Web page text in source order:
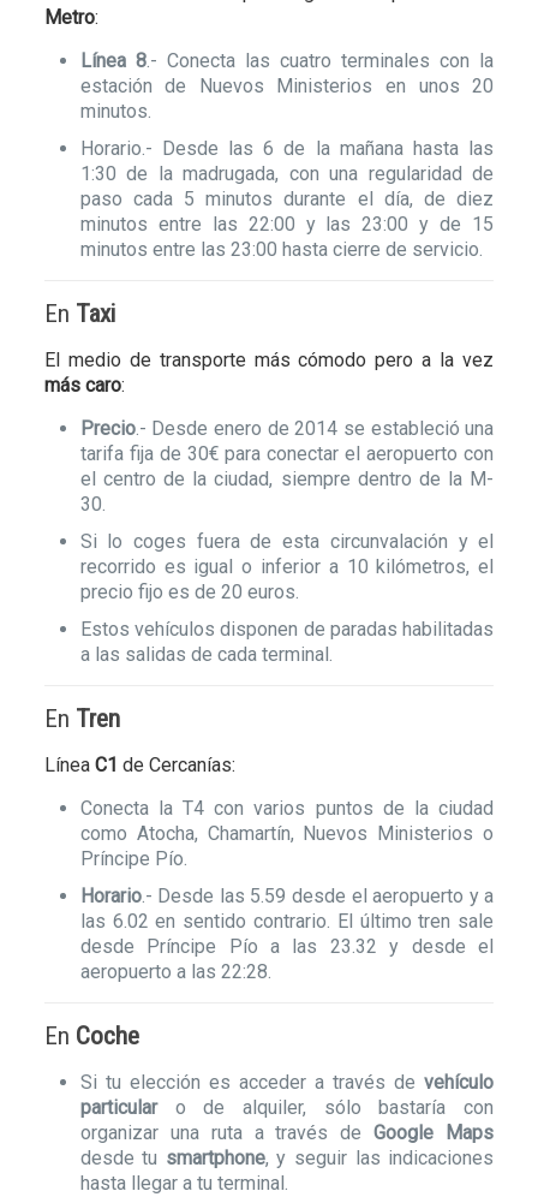
Metro:
Línea 8.- Conecta las cuatro terminales con la
estación de Nuevos Ministerios en unos 20
minutos.
Horario.- Desde las 6 de la mañana hasta las
1:30 de la madrugada, con una regularidad de
paso cada 5 minutos durante el día, de diez
minutos entre las 22:00 y las 23:00 y de 15
minutos entre las 23:00 hasta cierre de servicio.
En Taxi
El medio de transporte más cómodo pero a la vez
más caro:
Precio.- Desde enero de 2014 se estableció una
tarifa fija de 30€ para conectar el aeropuerto con
el centro de la ciudad, siempre dentro de la M-
30.
Si lo coges fuera de esta circunvalación y el
recorrido es igual o inferior a 10 kilómetros, el
precio fijo es de 20 euros.
Estos vehículos disponen de paradas habilitadas
a las salidas de cada terminal.
En Tren
LíneaC1 de Cercanías:
Conecta la T4 con varios puntos de la ciudad
como Atocha, Chamartín, Nuevos Ministerios o
Príncipe Pío.
Horario.- Desde las 5.59 desde el aeropuerto y a
las 6.02 en sentido contrario. El último tren sale
desde Príncipe Pío a las 23.32 y desde el
aeropuerto a las 22:28.
En Coche
Si tu elección es acceder a través de vehículo
particularo de alquiler, sólo bastaría con
organizar una ruta a través deGoogle Maps
desde tu smartphone, y seguir las indicaciones
hasta llegar a tu terminal.